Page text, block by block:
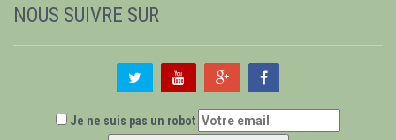
NOUS SUIVRE SUR
Je ne suis pas un robot